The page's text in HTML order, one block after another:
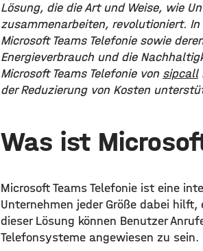
Lösung, die die Art und Weise, wie
zusammenarbeiten, revolutioniert.
Microsoft Teams Telefonie sowie
Energieverbrauch und die
Microsoft Teams Telefonie von sipcall
der Reduzierung von Kosten
Was ist
Microsoft Teams Telefonie ist eine
Unternehmen jeder Größe dabei
dieser Lösung können Benutzer
Telefonsysteme angewiesen zu sein.